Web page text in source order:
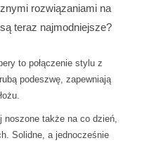
rozwiązaniami na
są teraz najmodniejsze?
to połączenie stylu z
podeszwę, zapewniają
noszone także na co dzień,
Solidne, a jednocześnie